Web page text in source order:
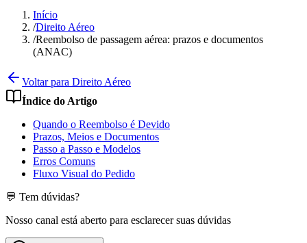
Início
/Direito Aéreo
/Reembolso de passagem aérea: prazos e documentos
(ANAC)
Voltar para Direito Aéreo
Índice do Artigo
Quando o Reembolso é Devido
Prazos, Meios e Documentos
Passo a Passo e Modelos
Erros Comuns
Fluxo Visual do Pedido
💬 Tem dúvidas?
Nosso canal está aberto para esclarecer suas dúvidas